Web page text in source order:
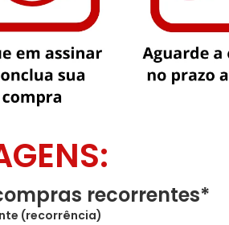
recorrentes*
(recorrência)